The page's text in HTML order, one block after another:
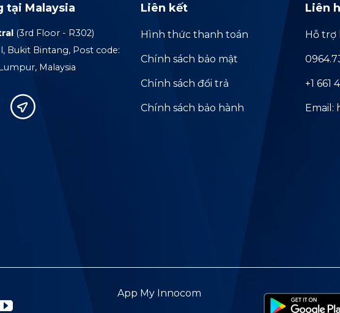
tại Malaysia
(3rd Floor - R302)
Bukit Bintang, Post code:
Malaysia
Liên kết
Hình thức thanh toán
Chính sách bảo mật
Chính sách đổi trả
Chính sách bảo hành
Liên
Hỗ trợ
+1 661
Email:
App My Innocom